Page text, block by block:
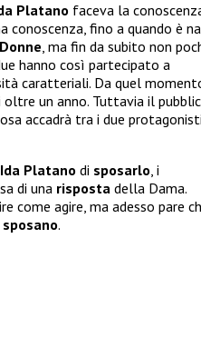
Platano faceva la
conoscenza, fino a quando è
, ma fin da subito non
hanno così partecipato a
caratteriali. Da quel
un anno. Tuttavia il
accadrà tra i due
Ida Platano di sposarlo, i
di una risposta della Dama.
come agire, ma adesso pare
sposano.